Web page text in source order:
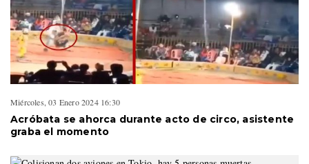
Miércoles, 03 Enero 2024 16:30
Acróbata se ahorca durante acto de circo, asistente
graba el momento